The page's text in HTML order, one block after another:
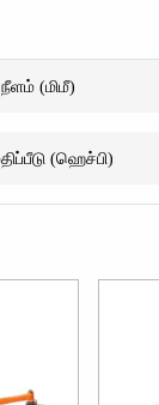
(மிமீ)
(ஹெச்பி)